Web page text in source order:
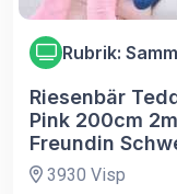
Rubrik:
Riesenbär
Pink 200cm
Freundin
3930 Visp